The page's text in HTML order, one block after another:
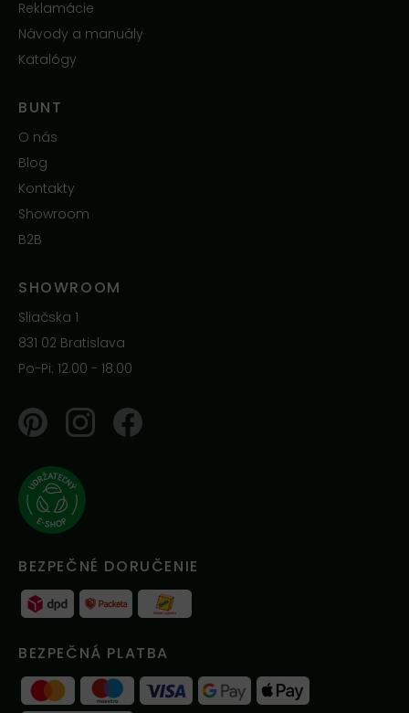
Reklamácie
Návody a manuály
Katalógy
BUNT
O nás
Blog
Kontakty
Showroom
B2B
SHOWROOM
Sliačska 1
831 02 Bratislava
Po-Pi: 12.00 - 18.00
PinterestInstagramFacebook
BEZPEČNÉ DORUČENIE
BEZPEČNÁ PLATBA